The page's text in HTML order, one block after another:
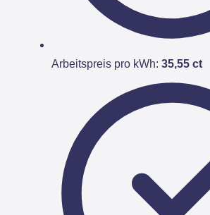
Arbeitspreis pro kWh: 35,55 ct